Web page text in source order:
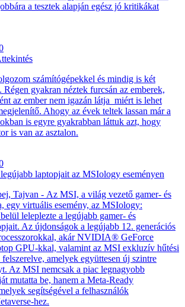
a tesztek alapján egész jó kritikákat
számítógépekkel és mindig is két
Régen gyakran néztek furcsán az emberek,
az ember nem igazán látja miért is lehet
Ahogy az évek teltek lassan már a
is egyre gyakrabban láttuk azt, hogy
is van az asztalon.
laptopjait az MSIology eseményen
Tajvan - Az MSI, a világ vezető gamer- és
egy virtuális esemény, az MSIology:
leleplezte a legújabb gamer- és
Az újdonságok a legújabb 12. generációs
akár NVIDIA® GeForce
GPU-kkal, valamint az MSI exkluzív hűtési
amelyek együttesen új szintre
Az MSI nemcsak a piac legnagyobb
mutatta be, hanem a Meta-Ready
segítségével a felhasználók
hez.